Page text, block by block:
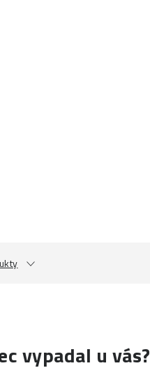
vypadal u vás?